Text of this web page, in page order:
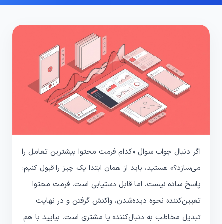
اگر دنبال جواب سوال «کدام فرمت محتوا بیشترین تعامل را
می‌سازد؟» هستید، باید از همان ابتدا یک چیز را قبول کنیم:
پاسخ ساده نیست، اما قابل دستیابی است. فرمت محتوا
تعیین‌کننده نحوه دیده‌شدن، واکنش گرفتن و در نهایت
تبدیل مخاطب به دنبال‌کننده یا مشتری است. بیایید با هم